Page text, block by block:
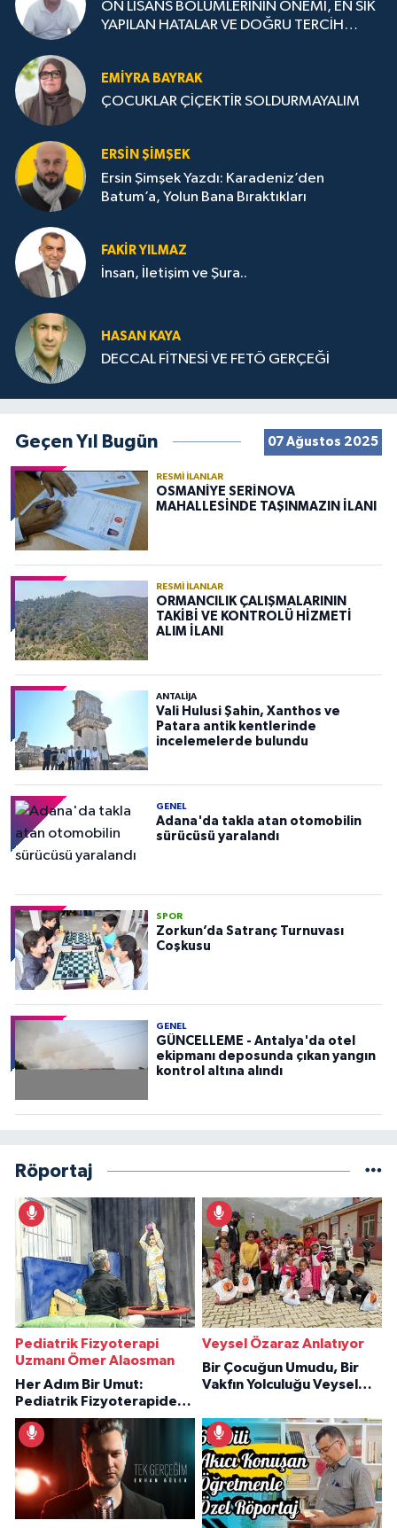
ÖN LİSANS BÖLÜMLERİNİN ÖNEMİ, EN SIK
YAPILAN HATALAR VE DOĞRU TERCİH
EMIYRA BAYRAK
ÇOCUKLAR ÇİÇEKTİR SOLDURMAYALIM
ERSIN ŞIMŞEK
Ersin Şimşek Yazdı: Karadeniz’den
Batum’a, Yolun Bana Bıraktıkları
FAKIR YILMAZ
İnsan, İletişim ve Şura..
HASAN KAYA
DECCAL FİTNESİ VE FETÖ GERÇEĞİ
Geçen Yıl Bugün 07 Ağustos 2025
RESMI İLANLAR
OSMANİYE SERİNOVA
MAHALLESİNDE TAŞINMAZIN İLANI
RESMI İLANLAR
ORMANCILIK ÇALIŞMALARININ
TAKİBİ VE KONTROLÜ HİZMETİ
ALIM İLANI
ANTALIJA
Vali Hulusi Şahin, Xanthos ve
Patara antik kentlerinde
incelemelerde bulundu
GENEL
Adana'da takla atan otomobilin
sürücüsü yaralandı
SPOR
Zorkun’da Satranç Turnuvası
Coşkusu
GENEL
GÜNCELLEME - Antalya'da otel
ekipmanı deposunda çıkan yangın
kontrol altına alındı
Röportaj
Pediatrik Fizyoterapi
Uzmanı Ömer Alaosman
Her Adım Bir Umut:
Pediatrik Fizyoterapiden
İlham Veren Hikâyeler
Veysel Özaraz Anlatıyor
Bir Çocuğun Umudu, Bir
Vakfın Yolculuğu Veysel